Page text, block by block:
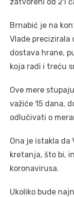
Brnabić je na
Vlade precizirala
dostava hrane,
koja radi i treću
Ove mere
važiće 15 dana,
odlučivati o
Ona je istakla
kretanja, što bi,
koronavirusa.
Ukoliko bude